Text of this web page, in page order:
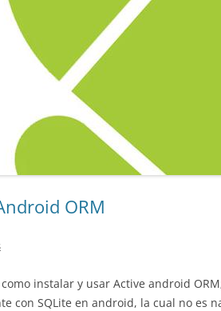
ORM
instalar y usar Active android
con SQLite en android, la cual no es